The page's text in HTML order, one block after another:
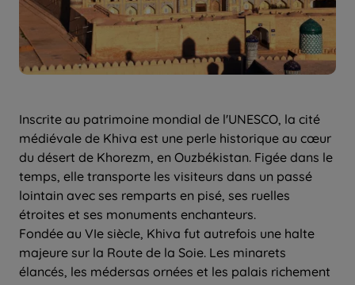
Inscrite au patrimoine mondial de l'UNESCO, la cité
médiévale de Khiva est une perle historique au cœur
du désert de Khorezm, en Ouzbékistan. Figée dans le
temps, elle transporte les visiteurs dans un passé
lointain avec ses remparts en pisé, ses ruelles
étroites et ses monuments enchanteurs.
Fondée au VIe siècle, Khiva fut autrefois une halte
majeure sur la Route de la Soie. Les minarets
élancés, les médersas ornées et les palais richement